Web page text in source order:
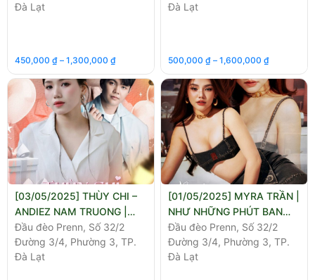
Đà Lạt
450,000 ₫ – 1,300,000 ₫
Đà Lạt
500,000₫ –1,600,000₫
[03/05/2025] THÙY CHI –
ANDIEZ NAM TRUONG |
BIRTHDAY SHOW
Đầu đèo Prenn, Số 32/2
Đường 3/4, Phường 3, TP.
Đà Lạt
[01/05/2025] MYRA TRẦN |
NHƯ NHỮNG PHÚT BAN
ĐẦU
Đầu đèo Prenn, Số 32/2
Đường 3/4, Phường 3, TP.
Đà Lạt